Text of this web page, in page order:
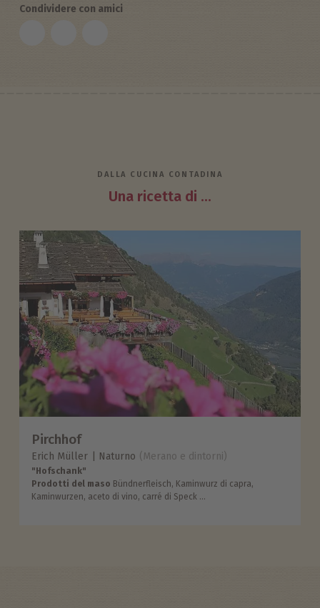
Condividere con amici
DALLA CUCINA CONTADINA
Una ricetta di ...
Pirchhof
Erich Müller Naturno (Merano e dintorni)
"Hofschank"
Prodotti del maso Bündnerfleisch, Kaminwurz di capra,
Kaminwurzen, aceto di vino, carré di Speck ...